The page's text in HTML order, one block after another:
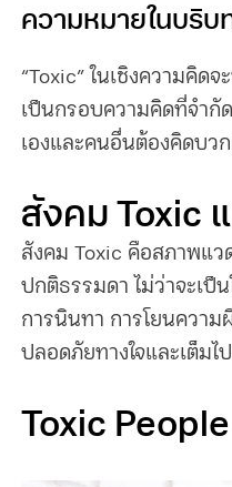
ความหมายในบริ
“Toxic” ในเชิงความคิด
เป็นกรอบความคิดที่จำกั
เองและคนอื่นต้องคิดบว
สังคม Toxic
สังคม Toxic คือสภาพแ
ปกติธรรมดา ไม่ว่าจะเป็
การนินทา การโยนความ
ปลอดภัยทางใจและเต็ม
Toxic